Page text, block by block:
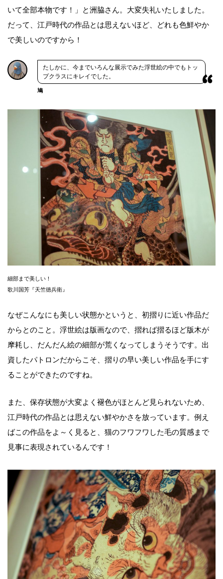
いて全部本物です！」と洲脇さん。大変失礼いたしました。
だって、江戸時代の作品とは思えないほど、どれも色鮮やか
で美しいのですから！
たしかに、今までいろんな展示でみた浮世絵の中でもトッ
プクラスにキレイでした。
鳩
細部まで美しい！
歌川国芳『天竺徳兵衛』
なぜこんなにも美しい状態かというと、初摺りに近い作品だ
からとのこと。浮世絵は版画なので、摺れば摺るほど版木が
摩耗し、だんだん絵の細部が荒くなってしまうそうです。出
資したパトロンだからこそ、摺りの早い美しい作品を手にす
ることができたのですね。
また、保存状態が大変よく褪色がほとんど見られないため、
江戸時代の作品とは思えない鮮やかさを放っています。例え
ばこの作品をよ～く見ると、猫のフワフワした毛の質感まで
見事に表現されているんです！